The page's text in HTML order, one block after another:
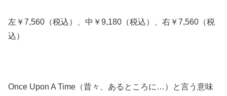
左￥7,560（税込）、中￥9,180（税込）、右￥7,560（税
込）
Once Upon A Time（昔々、あるところに…）と言う意味